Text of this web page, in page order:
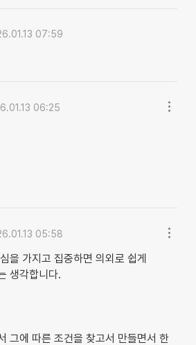
07:59
06:25
05:58
을 가지고 집중하면 의외로 쉽게
생각합니다.
그에 따른 조건을 찾고서 만들면서 한